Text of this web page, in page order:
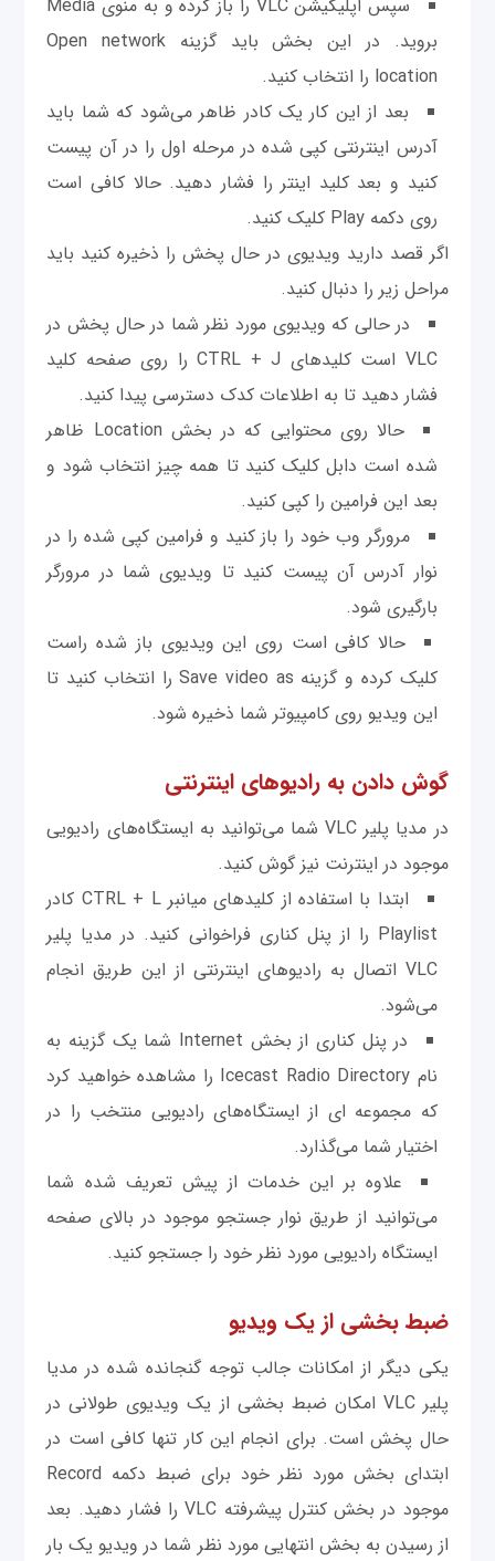
سپس اپلیکیشن VLC را باز کرده و به منوی Media
برويد. در این بخش باید گزینه Open network
location را انتخاب کنید.
بعد از این کار یک کادر ظاهر می‌شود که شما باید
آدرس اینترنتی کپی شده در مرحله اول را در آن پیست
کنید و بعد کلید اینتر را فشار دهید. حالا کافی است
روی دکمه Play کلیک کنید.
اگر قصد دارید ویدیوی در حال پخش را ذخيره کنید باید
مراحل زیر را دنبال كنيد.
در حالی که ویدیوی مورد نظر شما در حال پخش در
VLC است کلیدهای CTRL + J را روی صفحه کلید
فشار دهید تا به اطلاعات کدک دسترسی پیدا کنید.
حالا روی محتوایی كه در بخش Location ظاهر
شده است دابل کلیک کنید تا همه چیز انتخاب شود و
بعد این فرامین را کپی کنید.
مرورگر وب خود را باز کنید و فرامین کپی شده را در
نوار آدرس آن پیست کنید تا ویدیوی شما در مرورگر
بارگیری شود.
حالا کافی است روی این ویدیوی باز شده راست
کلیک کرده و گزینه Save video as را انتخاب کنید تا
این ویدیو روی کامپیوتر شما ذخیره شود.
گوش دادن به رادیوهای اینترنتی
در مدیا پلیر VLC شما می‌توانید به ایستگاه‌های رادیویی
موجود در اینترنت نیز گوش كنيد.
ابتدا با استفاده از کلیدهای میانبر CTRL + L کادر
Playlist را از پنل کناری فراخوانی کنید. در مدیا پلیر
VLC اتصال به رادیوهای اینترنتی از این طریق انجام
می‌شود.
در پنل کناری از بخش Internet شما یک گزینه به
نام Icecast Radio Directory را مشاهده خواهید کرد
که مجموعه ای از ایستگاه‌های رادیویی منتخب را در
اختیار شما می‌گذارد.
علاوه بر این خدمات از پیش تعریف شده شما
می‌توانید از طریق نوار جستجو موجود در بالای صفحه
ایستگاه رادیویی مورد نظر خود را جستجو کنید.
ضبط بخشی از یک ویدیو
یکی دیگر از امکانات جالب توجه گنجانده شده در مدیا
پلیر VLC امکان ضبط بخشی از یک ویدیوی طولانی در
حال پخش است. برای انجام این کار تنها کافی است در
ابتدای بخش مورد نظر خود برای ضبط دکمه Record
موجود در بخش کنترل پیشرفته VLC را فشار دهید. بعد
از رسیدن به بخش انتهایی مورد نظر شما در ویدیو یک بار